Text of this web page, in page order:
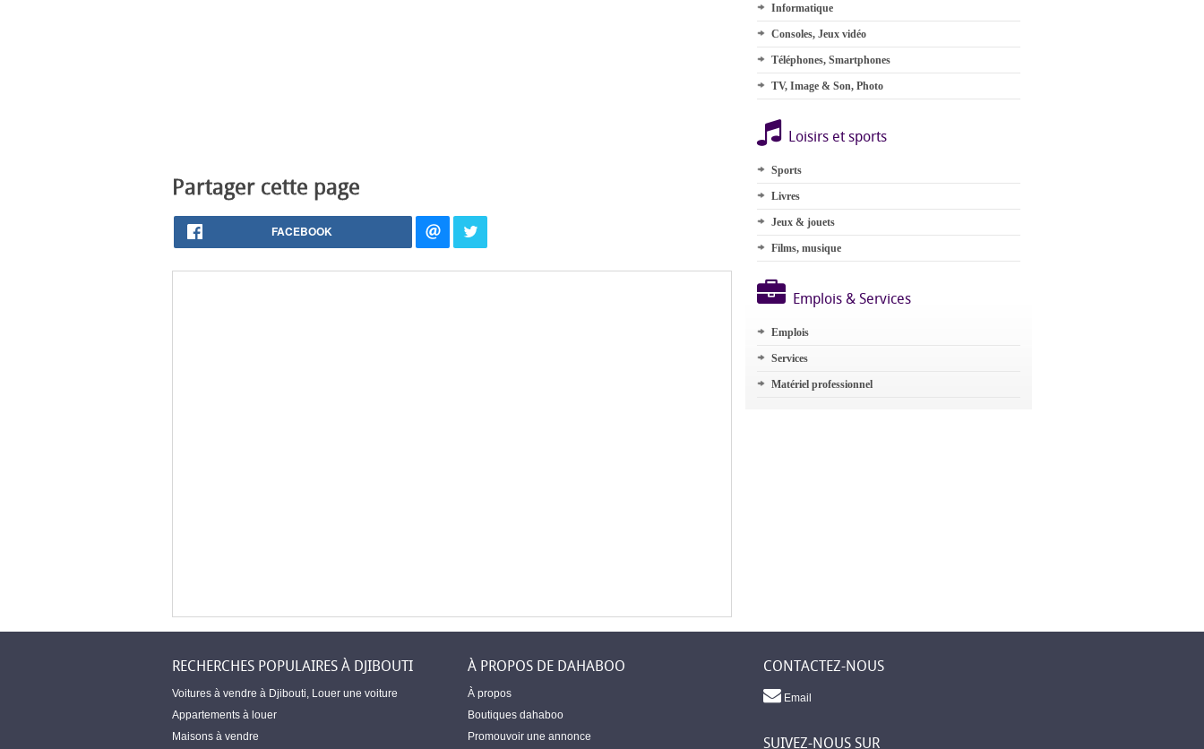
Partager cette page
FACEBOOK
Informatique
Consoles, Jeux vidéo
Téléphones, Smartphones
TV, Image & Son, Photo
Loisirs et sports
Sports
Livres
Jeux & jouets
Films, musique
Emplois & Services
Emplois
Services
Matériel professionnel
RECHERCHES POPULAIRES À DJIBOUTI
Voitures à vendre à Djibouti Louer une voiture
Appartements à louer
Maisons à vendre
À PROPOS DE DAHABOO
À propos
Boutiques dahaboo
Promouvoir une annonce
CONTACTEZ-NOUS
Email
SUIVEZ-NOUS SUR